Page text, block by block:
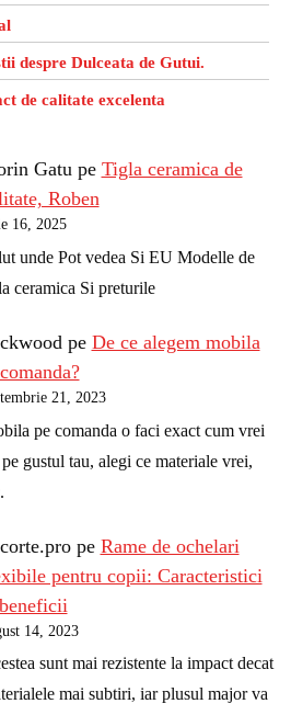
despre Dulceata de Gutui.
de calitate excelenta
Gatupe Tigla ceramica de
Roben
16, 2025
unde Pot vedea Si EU Modelle de
ceramica Si preturile
pe De ce alegem mobila
21, 2023
pe comanda o faci exact cum vrei
gustul tau, alegi ce materiale vrei,
pe Rame de ochelari
pentru copii: Caracteristici
14, 2023
sunt mai rezistente la impact decat
mai subtiri, iar plusul major va